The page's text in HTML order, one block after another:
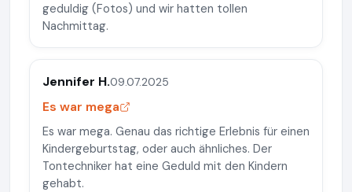
geduldig (Fotos) und wir hatten tollen
Nachmittag.
Jennifer H.09.07.2025
Es war mega
Es war mega. Genau das richtige Erlebnis für einen
Kindergeburtstag, oder auch ähnliches. Der
Tontechniker hat eine Geduld mit den Kindern
gehabt.